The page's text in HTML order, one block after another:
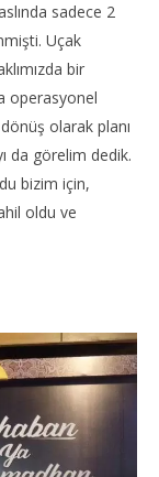
30
sadece 2
Uçak
bir
operasyonel
olarak planı
da görelim dedik.
bizim için,
oldu ve